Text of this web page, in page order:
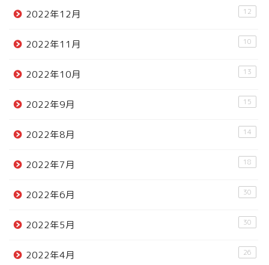
2022年12月 12
2022年11月 10
2022年10月 13
2022年9月 15
2022年8月 14
2022年7月 18
2022年6月 30
2022年5月 30
2022年4月 26